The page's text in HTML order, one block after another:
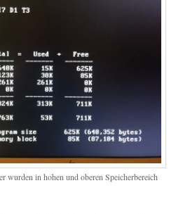
wurden in hohen und oberen Speicherbereich